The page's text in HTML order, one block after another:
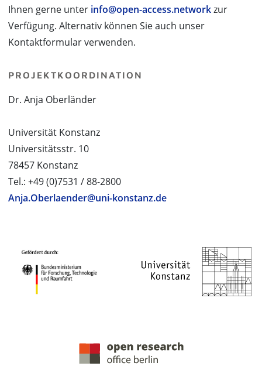
Ihnen gerne unter info@open-access.networkzur
Verfügung. Alternativ können Sie auch unser
Kontaktformular verwenden.
PROJEKTKOORDINATION
Dr. Anja Oberländer
Universität Konstanz
Universitätsstr. 10
78457 Konstanz
Tel.: +49 (0)7531 / 88-2800
Anja.Oberlaender@uni-konstanz.de